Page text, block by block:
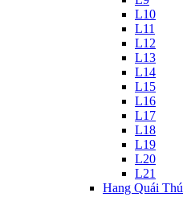
L10
L11
L12
L13
L14
L15
L16
L17
L18
L19
L20
L21
Hang Quái Thú